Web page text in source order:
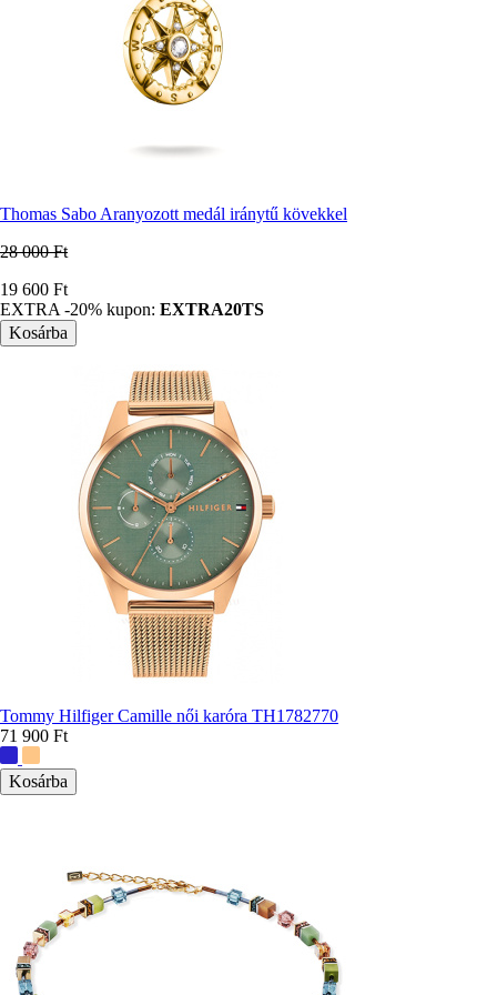
Thomas Sabo Aranyozott medál iránytű kövekkel
28 000 Ft
Ár
19 600 Ft
EXTRA -20% kupon: EXTRA20TS
Tommy Hilfiger Camille női karóra TH1782770
71 900 Ft
színek: